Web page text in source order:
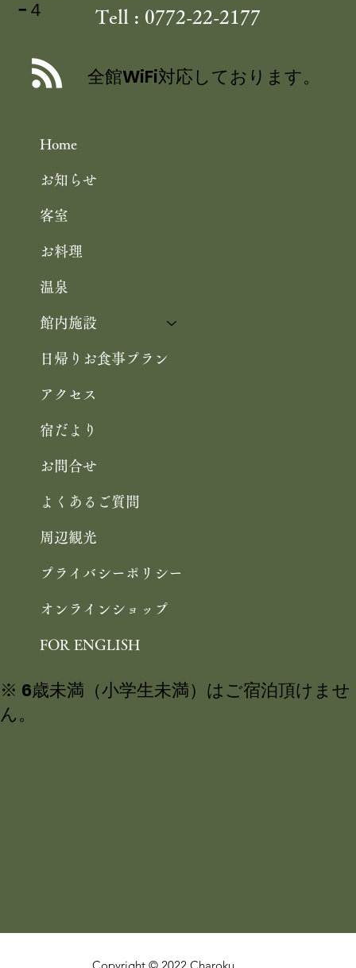
の 特製ジュレ添え
Home
お知らせ
客室
お料理
温泉
館内施設
日帰りお食事プラン
アクセス
宿だより
お問合せ
よくあるご質問
周辺観光
プライバシーポリシー
オンラインショップ
FOR ENGLISH
−４
Tell : 0772-22-2177
全館WiFi対応しております。
※ 6歳未満（小学生未満）はご宿泊頂けませ
ん。